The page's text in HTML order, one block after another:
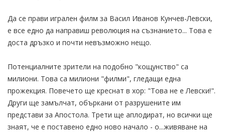
Да се прави игрален филм за Васил Иванов Кунчев-Левски,
е все едно да направиш революция на съзнанието... Това е
доста дръзко и почти невъзможно нещо.
Потенциалните зрители на подобно "кощунство" са
милиони. Това са милиони "филми", гледащи една
прожекция. Повечето ще креснат в хор: "Това не е Левски!".
Други ще замълчат, объркани от разрушените им
представи за Апостола. Трети ще аплодират, но всички ще
знаят, че е поставено едно ново начало - о...живяване на